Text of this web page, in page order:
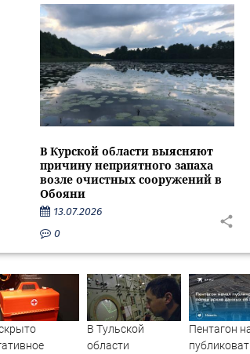
В Курской области выясняют
причину неприятного запаха
возле очистных сооружений в
Обояни
13.07.2026
0
В Тульской
области
Пентагон